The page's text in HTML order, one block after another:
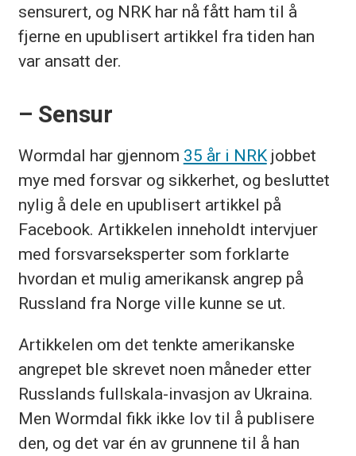
sensurert, og NRK har nå fått ham til å
fjerne en upublisert artikkel fra tiden han
var ansatt der.
– Sensur
Wormdal har gjennom 35 år i NRKjobbet
mye med forsvar og sikkerhet, og besluttet
nylig å dele en upublisert artikkel på
Facebook. Artikkelen inneholdt intervjuer
med forsvarseksperter som forklarte
hvordan et mulig amerikansk angrep på
Russland fra Norge ville kunne se ut.
Artikkelen om det tenkte amerikanske
angrepet ble skrevet noen måneder etter
Russlands fullskala-invasjon av Ukraina.
Men Wormdal fikk ikke lov til å publisere
den, og det var én av grunnene til å han